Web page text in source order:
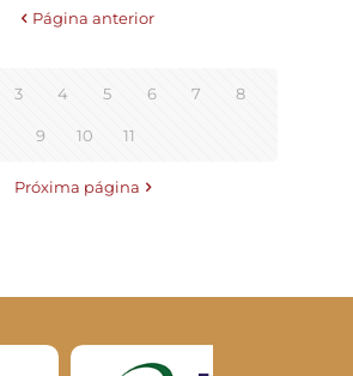
Página anterior
3 4 5 6 7 8
9 10 11
Próxima página